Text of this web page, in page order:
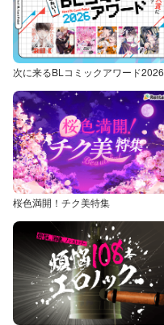
次に来るBLコミックアワード2026
桜色満開！チク美特集